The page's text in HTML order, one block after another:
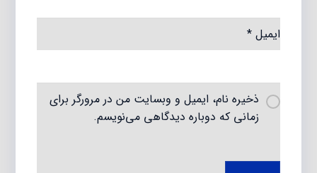
ایمیل*
ذخیره نام، ایمیل و وبسایت من در مرورگر برای
زمانی که دوباره دیدگاهی می‌نویسم.